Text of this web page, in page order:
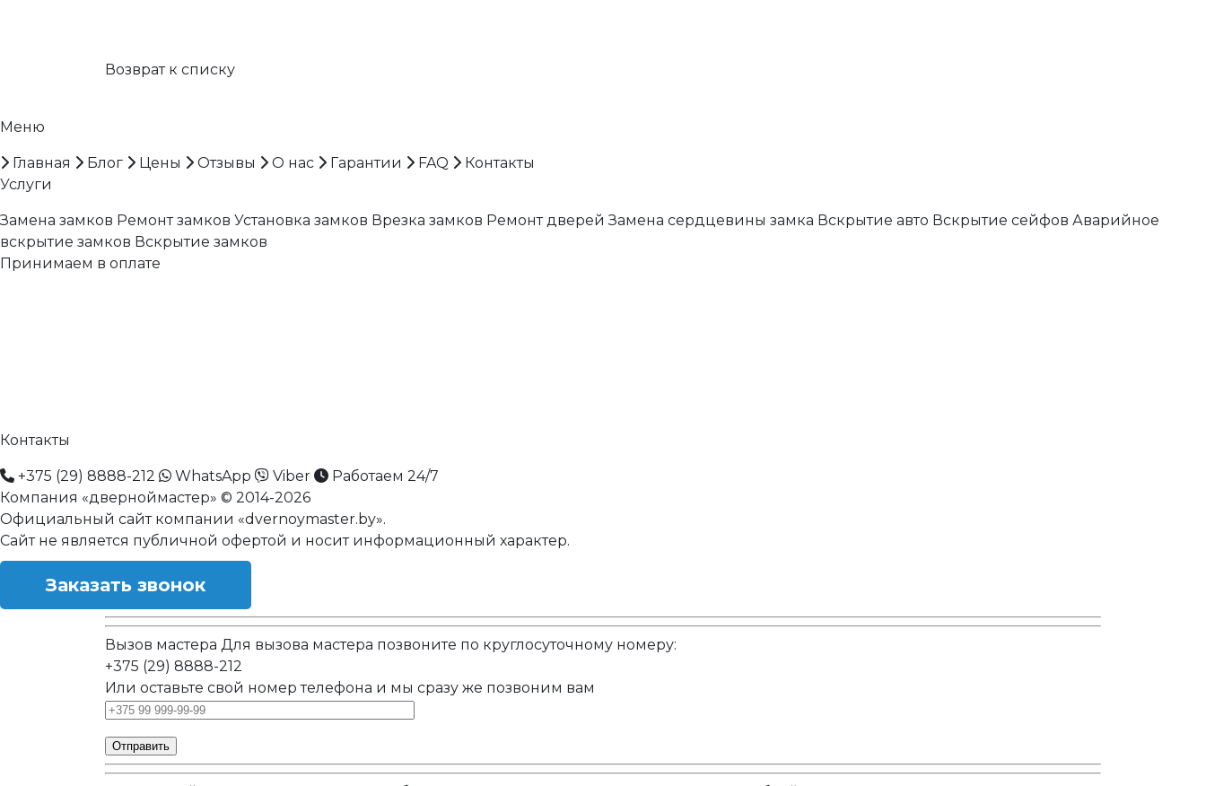
Возврат к списку
Меню
Главная Блог Цены Отзывы О нас Гарантии FAQ
Контакты
Услуги
Замена замков Ремонт замков Установка замков Врезка замков Ремонт дверей Замена сердцевины замка Вскрытие авто Вскрытие сейфов Аварийное
вскрытие замков Вскрытие замков
Принимаем в оплате
Контакты
+375 (29) 8888-212 WhatsApp Viber
Работаем 24/7
Компания «дверноймастер» © 2014-2026
Официальный сайт компании «dvernoymaster.by».
Сайт не является публичной офертой и носит информационный характер.
Заказать звонок
Вызов мастера Для вызова мастера позвоните по круглосуточному номеру:
+375 (29) 8888-212
Или оставьте свой номер телефона и мы сразу же позвоним вам
Отправить